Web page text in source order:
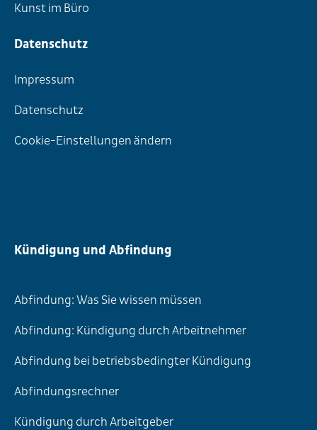
Kunst im Büro
Datenschutz
Impressum
Datenschutz
Cookie-Einstellungen ändern
Kündigung und Abfindung
Abfindung: Was Sie wissen müssen
Abfindung: Kündigung durch Arbeitnehmer
Abfindung bei betriebsbedingter Kündigung
Abfindungsrechner
Kündigung durch Arbeitgeber